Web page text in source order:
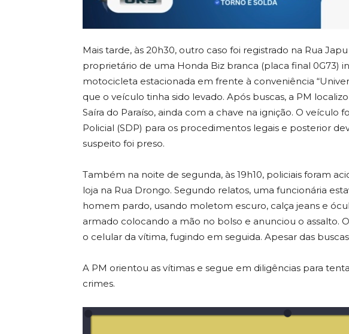
Mais tarde, às 20h30, outro caso foi registrado na Rua
proprietário de uma Honda Biz branca (placa final 0G73)
motocicleta estacionada em frente à conveniência
que o veículo tinha sido levado. Após buscas, a PM
Saíra do Paraíso, ainda com a chave na ignição. O veículo
Policial (SDP) para os procedimentos legais e posterior
suspeito foi preso.
Também na noite de segunda, às 19h10, policiais foram
loja na Rua Drongo. Segundo relatos, uma funcionária
homem pardo, usando moletom escuro, calça jeans e
armado colocando a mão no bolso e anunciou o assalto.
o celular da vítima, fugindo em seguida. Apesar das
A PM orientou as vítimas e segue em diligências para
crimes.